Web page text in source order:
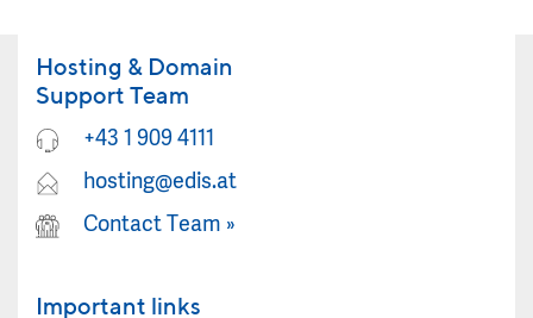
Hosting & Domain
Support Team
+43 1 909 4111
hosting@edis.at
Contact Team »
Important links